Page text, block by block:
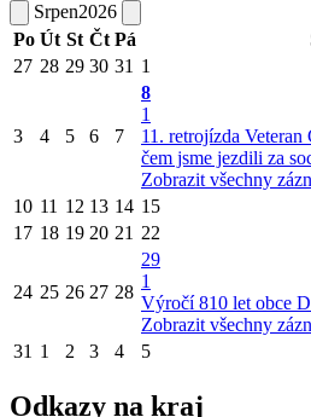
Srpen2026
Po Út St Čt Pá
27 28 29 30 31 1
3 4 5 6 7
8
1
11. retrojízda
čem jsme jezdili za
Zobrazit všechny
10 11 12 13 14 15
17 18 19 20 21 22
24 25 26 27 28
29
1
Výročí 810 let obce
Zobrazit všechny
31 1 2 3 4 5
Odkazy na kraj